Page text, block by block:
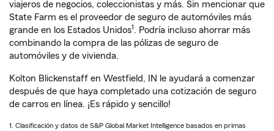
viajeros de negocios, coleccionistas y más. Sin mencionar que
State Farm es el proveedor de seguro de automóviles más
grande en los Estados Unidos1. Podría incluso ahorrar más
combinando la compra de las pólizas de seguro de
automóviles y de vivienda.
Kolton Blickenstaff en Westfield, IN le ayudará a comenzar
después de que haya completado una cotización de seguro
de carros en línea. ¡Es rápido y sencillo!
1. Clasificación y datos de S&P Global Market Intelligence basados en primas